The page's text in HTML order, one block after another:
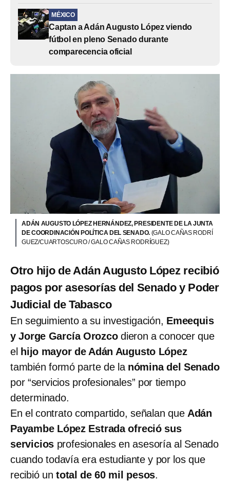
MÉXICO
Captan a Adán Augusto López viendo
fútbol en pleno Senado durante
comparecencia oficial
ADÁN AUGUSTO LÓPEZ HERNÁNDEZ, PRESIDENTE DE LA JUNTA
DE COORDINACIÓN POLÍTICA DEL SENADO. (GALO CAÑAS RODRÍ
GUEZ/CUARTOSCURO / GALO CAÑAS RODRÍGUEZ)
Otro hijo de Adán Augusto López recibió
pagos por asesorías del Senado y Poder
Judicial de Tabasco
En seguimiento a su investigación, Emeequis
y Jorge García Orozcodieron a conocer que
el hijo mayor de Adán Augusto López
también formó parte de la nómina del Senado
por “servicios profesionales” por tiempo
determinado.
En el contrato compartido, señalan que Adán
Payambe López Estrada ofreció sus
servicios profesionales en asesoría al Senado
cuando todavía era estudiante y por los que
recibió un total de 60 mil pesos.